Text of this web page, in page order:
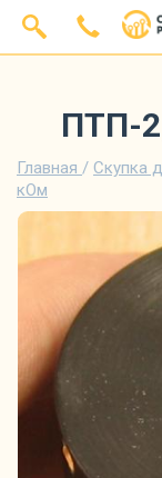
ПТП-
Главная / Скупка
кОм